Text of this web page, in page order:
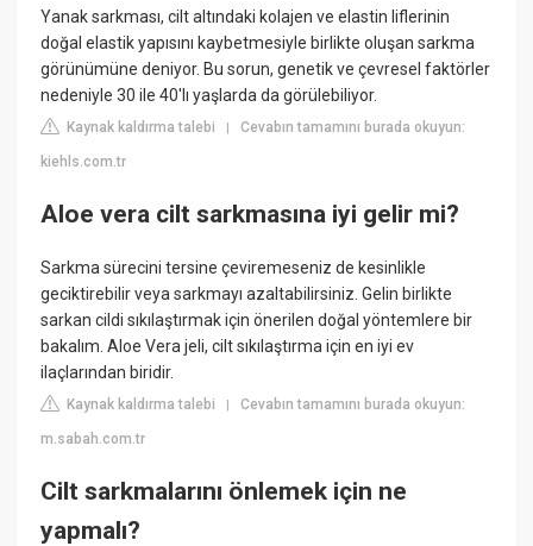
Yanak sarkması, cilt altındaki kolajen ve elastin liflerinin
doğal elastik yapısını kaybetmesiyle birlikte oluşan sarkma
görünümüne deniyor. Bu sorun, genetik ve çevresel faktörler
nedeniyle 30 ile 40'lı yaşlarda da görülebiliyor.
Kaynak kaldırma talebi |Cevabın tamamını burada okuyun:
kiehls.com.tr
Aloe vera cilt sarkmasına iyi gelir mi?
Sarkma sürecini tersine çeviremeseniz de kesinlikle
geciktirebilir veya sarkmayı azaltabilirsiniz. Gelin birlikte
sarkan cildi sıkılaştırmak için önerilen doğal yöntemlere bir
bakalım. Aloe Vera jeli, cilt sıkılaştırma için en iyi ev
ilaçlarından biridir.
Kaynak kaldırma talebi |Cevabın tamamını burada okuyun:
m.sabah.com.tr
Cilt sarkmalarını önlemek için ne
yapmalı?